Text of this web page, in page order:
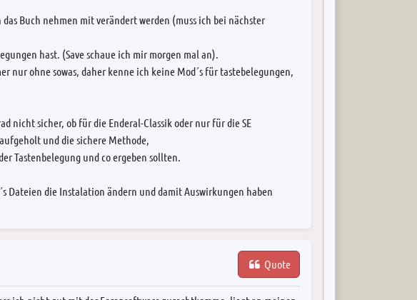
Buch nehmen mit verändert werden (muss ich bei nächster
hast. (Save schaue ich mir morgen mal an).
nur ohne sowas, daher kenne ich keine Mod´s für tastebelegungen,
nicht sicher, ob für die Enderal-Classik oder nur für die SE
und die sichere Methode,
Tastenbelegung und co ergeben sollten.
Dateien die Instalation ändern und damit Auswirkungen haben
Quote